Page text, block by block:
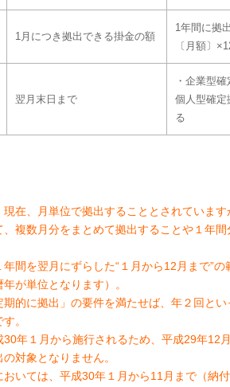
1月につき拠出できる掛金の額
1年間に拠
〔月額〕
翌月末日まで
・企業型
個人型確定
る
在、月単位で拠出することとされていま
複数月分をまとめて拠出することや１年
間を翌月にずらした“１月から12月まで”
が単位となります）。
的に拠出」の要件を満たせば、年２回とい
。
年１月から施行されるため、平成29年12
対象となりません。
おいては、平成30年１月から11月まで（納